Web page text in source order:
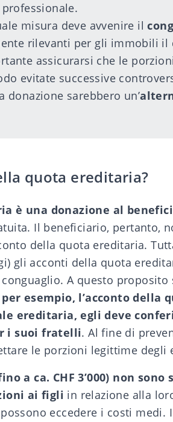
.
misura deve avvenire il
rilevanti per gli immobili il
assicurarsi che le
evitate successive
donazione sarebbero un’
quota ereditaria?
è una donazione al
Il beneficiario, pertanto,
della quota ereditaria.
gli acconti della quota
A questo proposito
per esempio, l’acconto della
ereditaria, egli deve
i suoi fratelli. Al fine di
le porzioni legittime degli
a ca. CHF 3’000) non sono
ai figli in relazione alla
eccedere i costi medi.